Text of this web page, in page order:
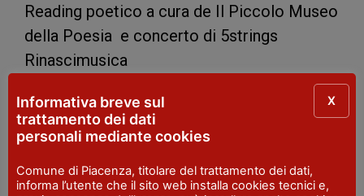
Reading poetico a cura de Il Piccolo Museo
della Poesia e concerto di 5strings
Rinascimusica
I segreti della tecnica
Messina
Informativa breve sul
trattamento dei dati
personali mediante cookies
Comune di Piacenza, titolare del trattamento dei dati,
informa l’utente che il sito web installa cookies tecnici e,
X